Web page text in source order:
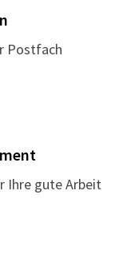
Postfach
Ihre gute Arbeit